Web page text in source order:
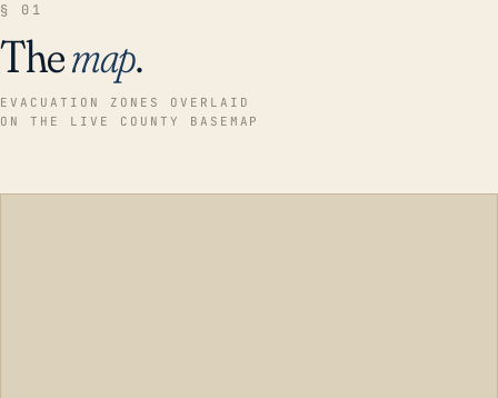
§ 01
Themap.
EVACUATION ZONES OVERLAID
ON THE LIVE COUNTY BASEMAP